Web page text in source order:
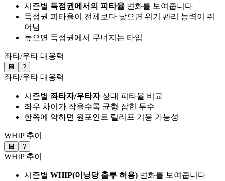
시즌별 득점권에서의 피타율 변화를 보여줍니다
득점권 피타율이 전체보다 낮으면 위기 관리 능력이 뛰
어남
높으면 득점권에서 무너지는 타입
좌타/우타 대응력
💾 ?
좌타/우타 대응력
시즌별 좌타자/우타자상대 피타율 비교
좌우 차이가 작을수록 균형 잡힌 투수
한쪽에 약하면 원포인트 릴리프 기용 가능성
WHIP 추이
💾 ?
WHIP 추이
시즌별 WHIP(이닝당 출루 허용) 변화를 보여줍니다